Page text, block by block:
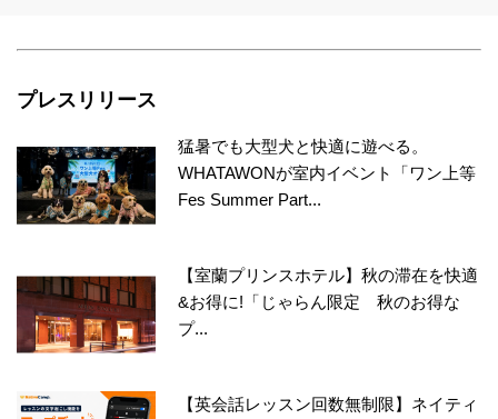
プレスリリース
猛暑でも大型犬と快適に遊べる。
WHATAWONが室内イベント「ワン上等
Fes Summer Part...
【室蘭プリンスホテル】秋の滞在を快適
&お得に!「じゃらん限定 秋のお得な
プ...
【英会話レッスン回数無制限】ネイティ